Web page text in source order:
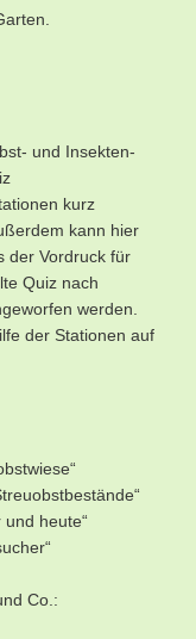
und Insekten-
kurz
kann hier
der Vordruck für
Quiz nach
werden.
der Stationen auf
heute“
Co.: